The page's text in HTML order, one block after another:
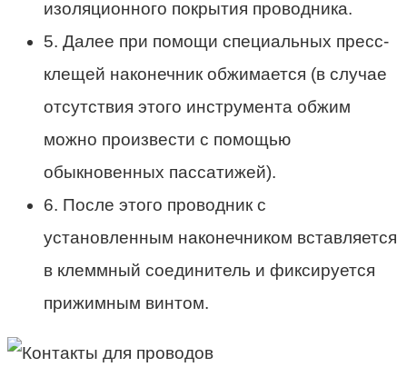
изоляционного покрытия проводника.
5. Далее при помощи специальных пресс-
клещей наконечник обжимается (в случае
отсутствия этого инструмента обжим
можно произвести с помощью
обыкновенных пассатижей).
6. После этого проводник с
установленным наконечником вставляется
в клеммный соединитель и фиксируется
прижимным винтом.